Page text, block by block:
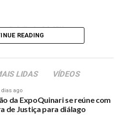
(hoje 14,4%)
de palma, atualmente em 65
mil toneladas.
de tarifas entrará em vigor nos
READING
LIDAS VÍDEOS
dias ago
da ExpoQuinari se reúne com
de Justiça para diálago